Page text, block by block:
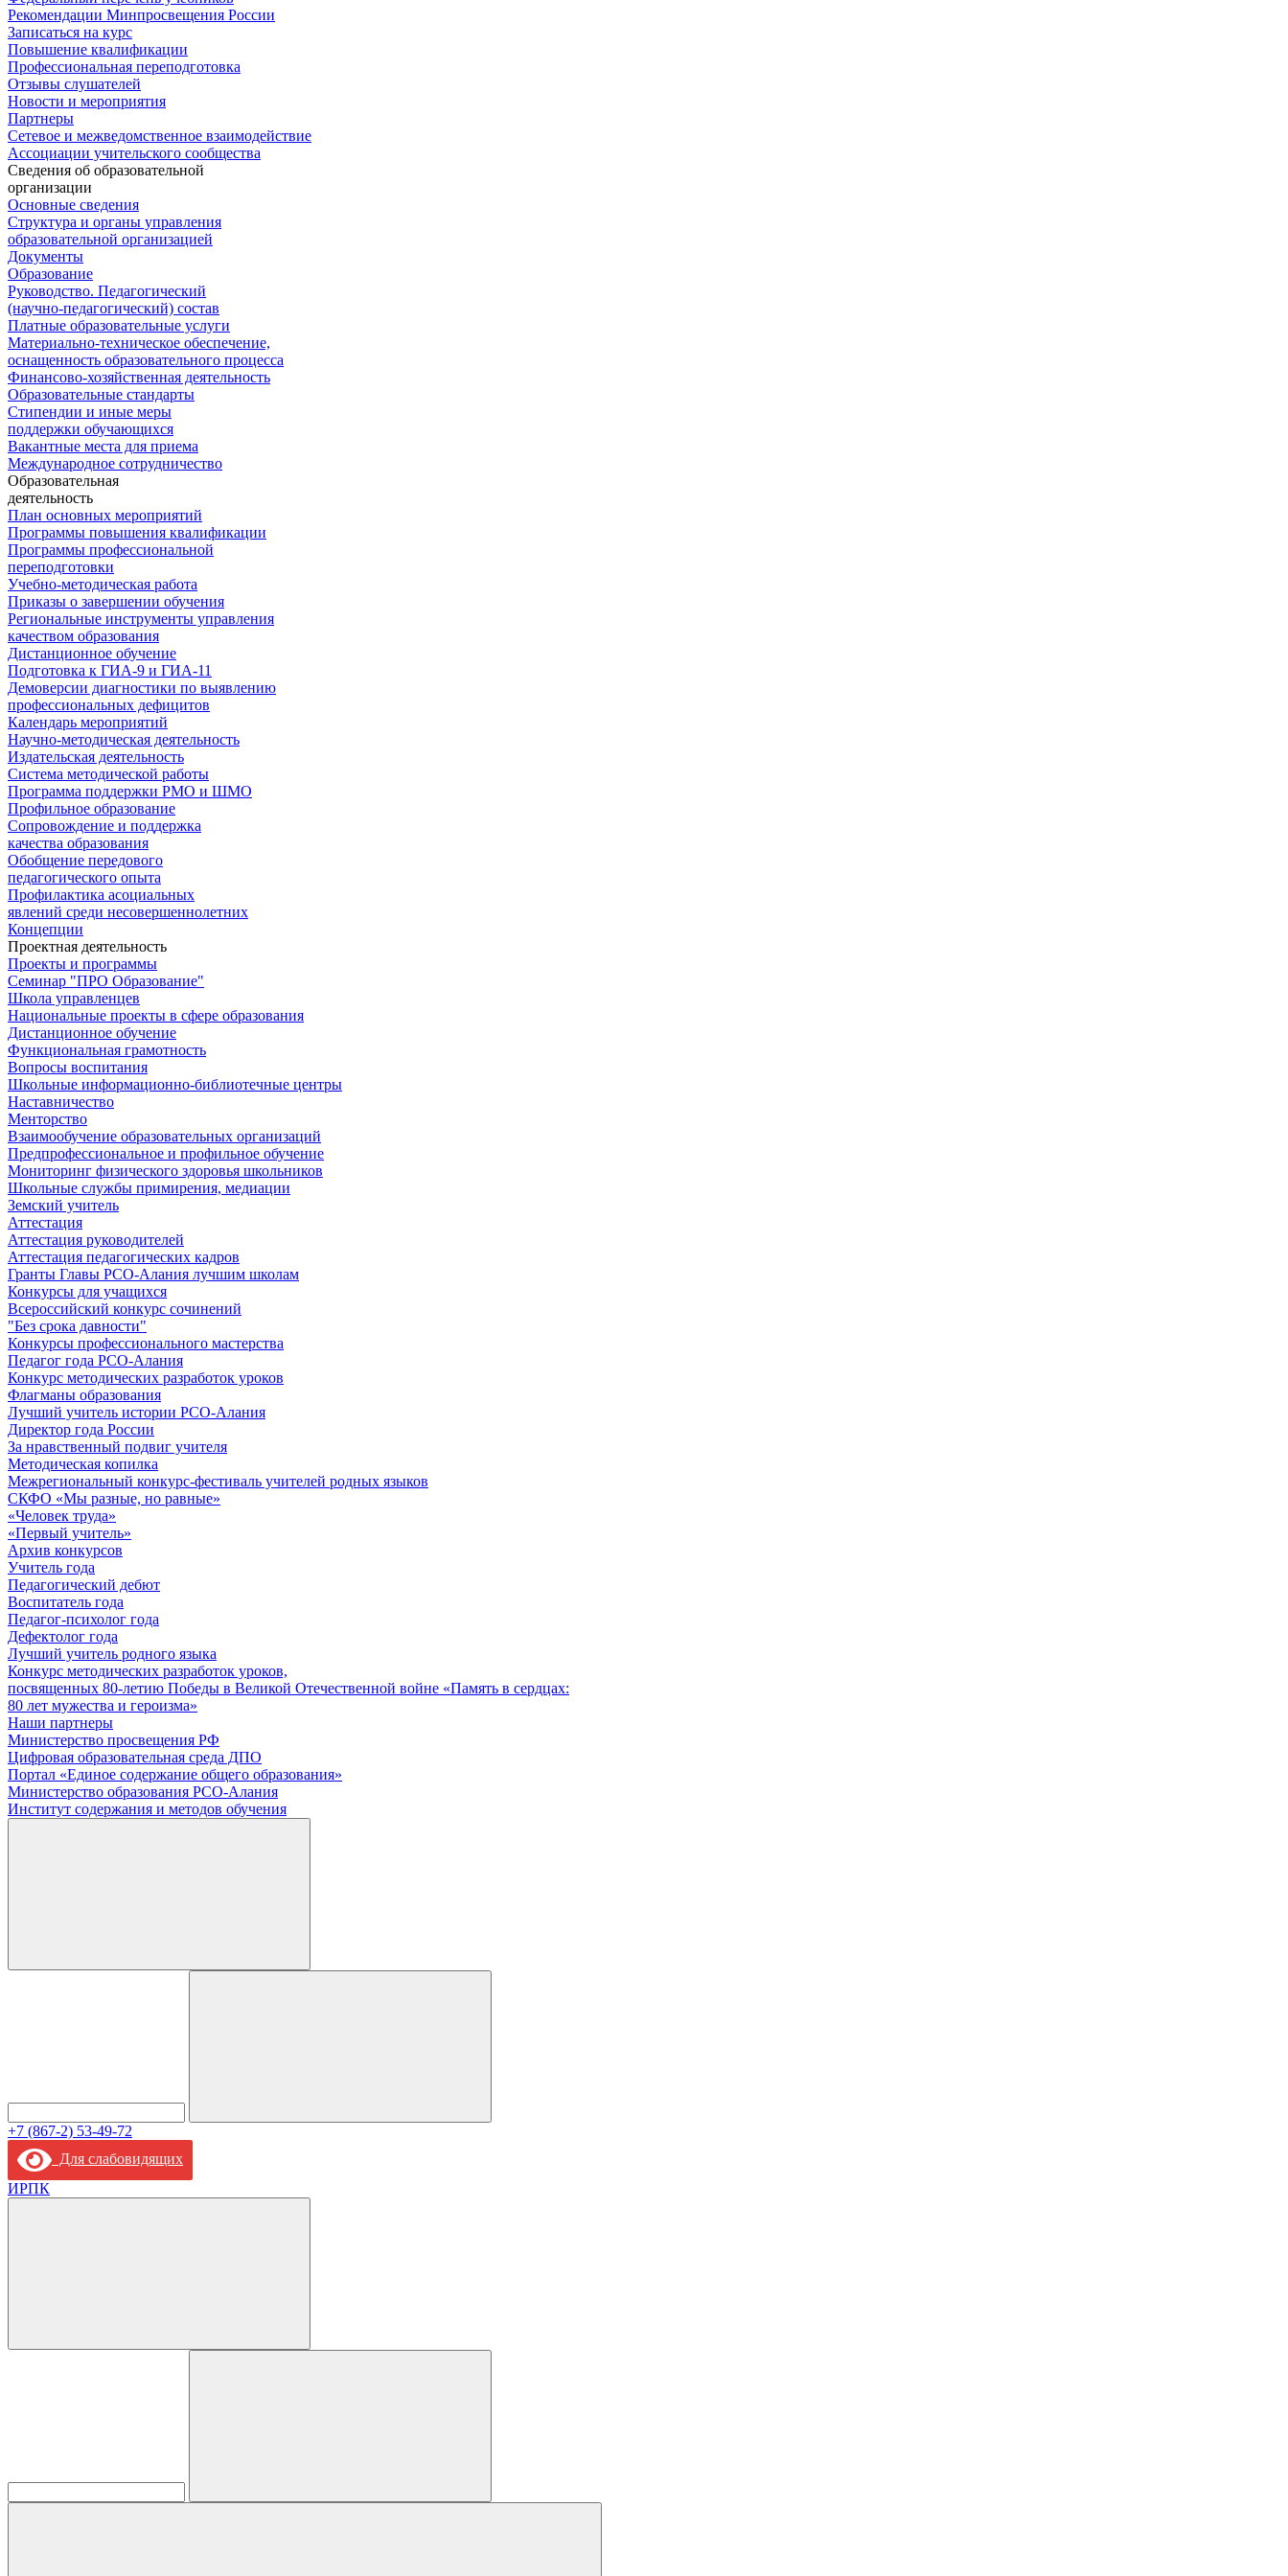
Рекомендации Минпросвещения России
Записаться на курс
Повышение квалификации
Профессиональная переподготовка
Отзывы слушателей
Новости и мероприятия
Партнеры
Сетевое и межведомственное взаимодействие
Ассоциации учительского сообщества
Сведения об образовательной
организации
Основные сведения
Структура и органы управления
образовательной организацией
Документы
Образование
Руководство. Педагогический
(научно-педагогический) состав
Платные образовательные услуги
Материально-техническое обеспечение,
оснащенность образовательного процесса
Финансово-хозяйственная деятельность
Образовательные стандарты
Стипендии и иные меры
поддержки обучающихся
Вакантные места для приема
Международное сотрудничество
Образовательная
деятельность
План основных мероприятий
Программы повышения квалификации
Программы профессиональной
переподготовки
Учебно-методическая работа
Приказы о завершении обучения
Региональные инструменты управления
качеством образования
Дистанционное обучение
Подготовка к ГИА-9 и ГИА-11
Демоверсии диагностики по выявлению
профессиональных дефицитов
Календарь мероприятий
Научно-методическая деятельность
Издательская деятельность
Система методической работы
Программа поддержки РМО и ШМО
Профильное образование
Сопровождение и поддержка
качества образования
Обобщение передового
педагогического опыта
Профилактика асоциальных
явлений среди несовершеннолетних
Концепции
Проектная деятельность
Проекты и программы
Семинар "ПРО Образование"
Школа управленцев
Национальные проекты в сфере образования
Дистанционное обучение
Функциональная грамотность
Вопросы воспитания
Школьные информационно-библиотечные центры
Наставничество
Менторство
Взаимообучение образовательных организаций
Предпрофессиональное и профильное обучение
Мониторинг физического здоровья школьников
Школьные службы примирения, медиации
Земский учитель
Аттестация
Аттестация руководителей
Аттестация педагогических кадров
Гранты Главы РСО-Алания лучшим школам
Конкурсы для учащихся
Всероссийский конкурс сочинений
"Без срока давности"
Конкурсы профессионального мастерства
Педагог года РСО-Алания
Конкурс методических разработок уроков
Флагманы образования
Лучший учитель истории РСО-Алания
Директор года России
За нравственный подвиг учителя
Методическая копилка
Межрегиональный конкурс-фестиваль учителей родных языков
СКФО «Мы разные, но равные»
«Человек труда»
«Первый учитель»
Архив конкурсов
Учитель года
Педагогический дебют
Воспитатель года
Педагог-психолог года
Дефектолог года
Лучший учитель родного языка
Конкурс методических разработок уроков,
посвященных 80-летию Победы в Великой Отечественной войне «Память в сердцах:
80 лет мужества и героизма»
Наши партнеры
Министерство просвещения РФ
Цифровая образовательная среда ДПО
Портал «Единое содержание общего образования»
Министерство образования РСО-Алания
Институт содержания и методов обучения
+7 (867-2) 53-49-72
Для слабовидящих
ИРПК